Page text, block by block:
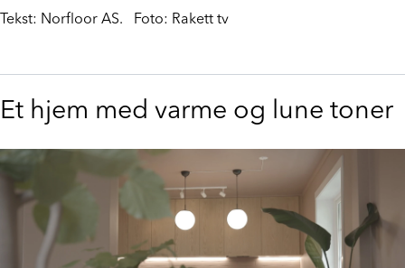
Tekst: Norfloor AS. Foto: Rakett tv
Et hjem med varme og lune toner
Favoritter (0)